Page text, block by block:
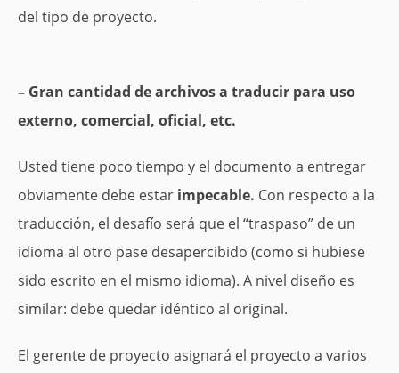
del tipo de proyecto.
– Gran cantidad de archivos a traducir para uso
externo, comercial, oficial, etc.
Usted tiene poco tiempo y el documento a entregar
obviamente debe estar impecable. Con respecto a la
traducción, el desafío será que el “traspaso” de un
idioma al otro pase desapercibido (como si hubiese
sido escrito en el mismo idioma). A nivel diseño es
similar: debe quedar idéntico al original.
El gerente de proyecto asignará el proyecto a varios